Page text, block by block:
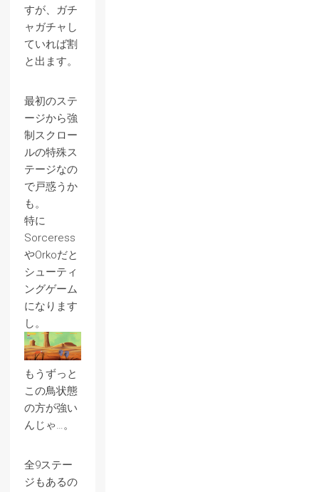
すが、ガチ
ャガチャし
ていれば割
と出ます。
最初のステ
ージから強
制スクロー
ルの特殊ス
テージなの
で戸惑うか
も。
特に
Sorceress
やOrkoだと
シューティ
ングゲーム
になります
し。
もうずっと
この鳥状態
の方が強い
んじゃ…。
全9ステー
ジもあるの